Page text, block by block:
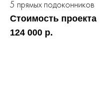
5 прямых подоконников
Стоимость проекта
124 000 р.